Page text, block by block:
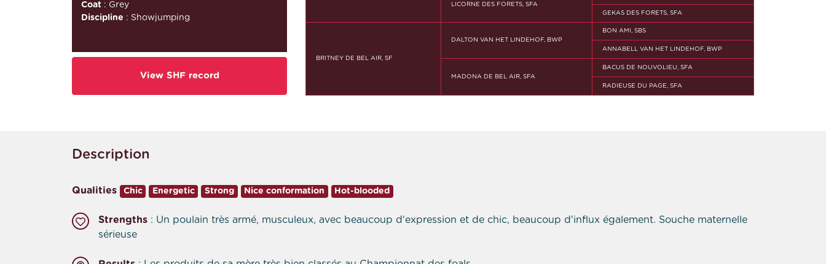
Coat : Grey
Discipline : Showjumping
View SHF record
LICORNE DES FORETS, SFA
GEKAS DES FORETS, SFA
BRITNEY DE BEL AIR, SF
DALTON VAN HET LINDEHOF, BWP
BON AMI, SBS
ANNABELL VAN HET LINDEHOF, BWP
MADONA DE BEL AIR, SFA
BACUS DE NOUVOLIEU, SFA
RADIEUSE DU PAGE, SFA
Description
Qualities Chic Energetic Strong Nice conformation Hot-blooded
Strengths : Un poulain très armé, musculeux, avec beaucoup d'expression et de chic, beaucoup d'influx également. Souche maternelle
sérieuse